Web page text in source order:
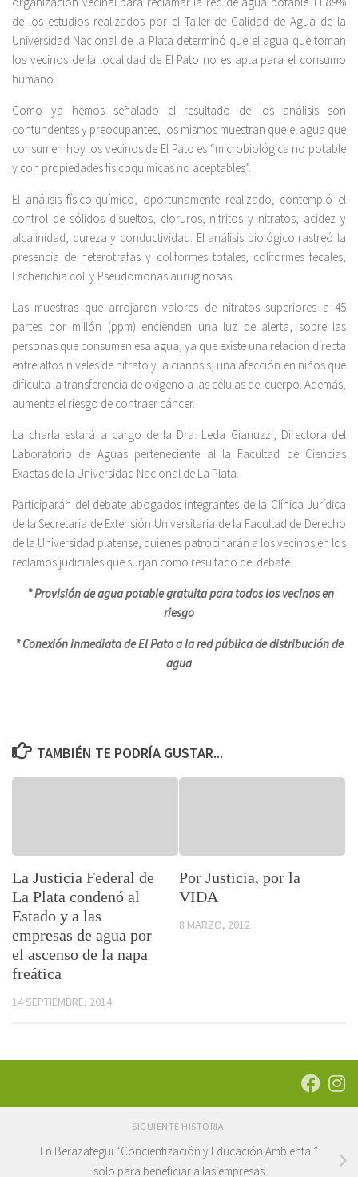
de los estudios realizados por el Taller de Calidad de Agua de la
Universidad Nacional de la Plata determinó que el agua que toman
los vecinos de la localidad de El Pato no es apta para el consumo
humano.
Como ya hemos señalado el resultado de los análisis son
contundentes y preocupantes, los mismos muestran que el agua que
consumen hoy los vecinos de El Pato es “microbiológica no potable
y con propiedades fisicoquímicas no aceptables”.
El análisis físico-químico, oportunamente realizado, contempló el
control de sólidos disueltos, cloruros, nitritos y nitratos, acidez y
alcalinidad, dureza y conductividad. El análisis biológico rastreó la
presencia de heterótrafas y coliformes totales, coliformes fecales,
Escherichia coli y Pseudomonas auruginosas.
Las muestras que arrojaron valores de nitratos superiores a 45
partes por millón (ppm) encienden una luz de alerta, sobre las
personas que consumen esa agua, ya que existe una relación directa
entre altos niveles de nitrato y la cianosis, una afección en niños que
dificulta la transferencia de oxigeno a las células del cuerpo. Además,
aumenta el riesgo de contraer cáncer.
La charla estará a cargo de la Dra. Leda Gianuzzi, Directora del
Laboratorio de Aguas perteneciente al la Facultad de Ciencias
Exactas de la Universidad Nacional de La Plata.
Participarán del debate abogados integrantes de la Clínica Jurídica
de la Secretaria de Extensión Universitaria de la Facultad de Derecho
de la Universidad platense, quienes patrocinarán a los vecinos en los
reclamos judiciales que surjan como resultado del debate.
* Provisión de agua potable gratuita para todos los vecinos en
riesgo
* Conexión inmediata de El Pato a la red pública de distribución de
agua
TAMBIÉN TE PODRÍA GUSTAR...
La Justicia Federal de
La Plata condenó al
Estado y a las
empresas de agua por
el ascenso de la napa
freática
14 SEPTIEMBRE, 2014
Por Justicia, por la
VIDA
8 MARZO, 2012
SIGUIENTE HISTORIA
En Berazategui “Concientización y Educación Ambiental”
solo para beneficiar a las empresas